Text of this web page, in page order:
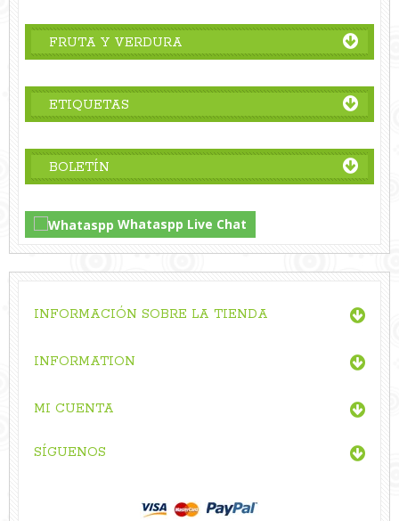
FRUTA Y VERDURA
ETIQUETAS
BOLETÍN
Whataspp Live Chat
INFORMACIÓN SOBRE LA TIENDA
INFORMATION
MI CUENTA
SÍGUENOS